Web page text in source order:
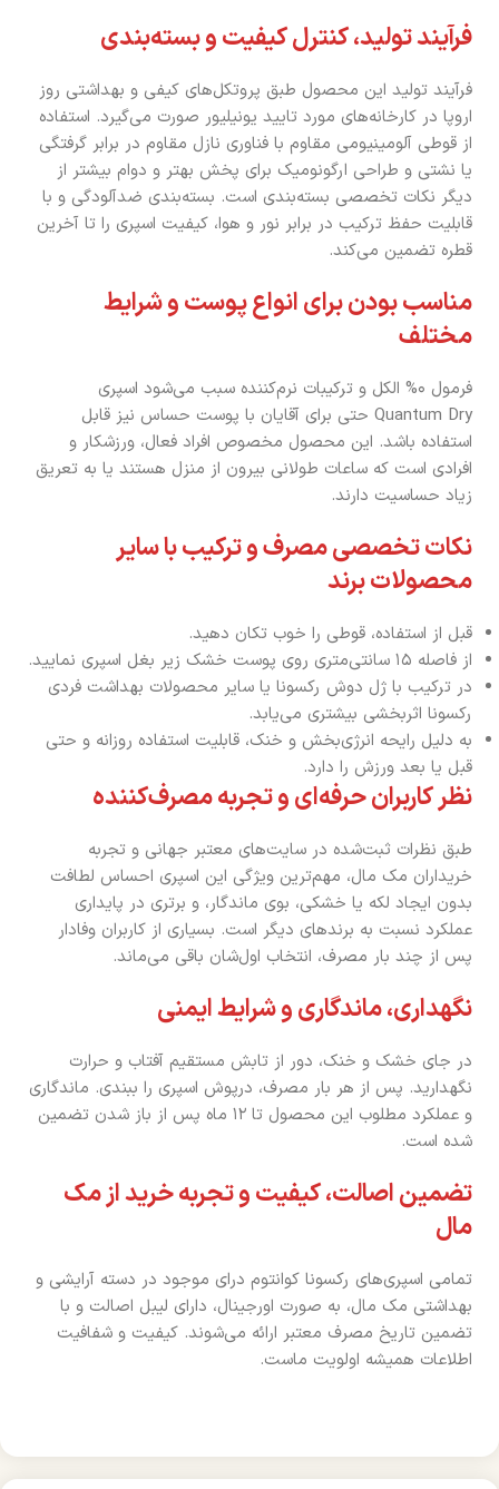
فرآیند تولید، کنترل کیفیت و بسته‌بندی
فرآیند تولید این محصول طبق پروتکل‌های کیفی و بهداشتی روز
اروپا در کارخانه‌های مورد تایید یونیلیور صورت می‌گیرد. استفاده
از قوطی آلومینیومی مقاوم با فناوری نازل مقاوم در برابر گرفتگی
یا نشتی و طراحی ارگونومیک برای پخش بهتر و دوام بیشتر از
دیگر نکات تخصصی بسته‌بندی است. بسته‌بندی ضدآلودگی و با
قابلیت حفظ ترکیب در برابر نور و هوا، کیفیت اسپری را تا آخرین
قطره تضمین می‌کند.
مناسب بودن برای انواع پوست و شرایط
مختلف
فرمول ۰% الکل و ترکیبات نرم‌کننده سبب می‌شود اسپری
Quantum Dry حتی برای آقایان با پوست حساس نیز قابل
استفاده باشد. این محصول مخصوص افراد فعال، ورزشکار و
افرادی است که ساعات طولانی بیرون از منزل هستند یا به تعریق
زیاد حساسیت دارند.
نکات تخصصی مصرف و ترکیب با سایر
محصولات برند
قبل از استفاده، قوطی را خوب تکان دهید.
از فاصله ۱۵ سانتی‌متری روی پوست خشک زیر بغل اسپری نمایید.
در ترکیب با ژل دوش رکسونا یا سایر محصولات بهداشت فردی
رکسونا اثربخشی بیشتری می‌یابد.
به دلیل رایحه انرژی‌بخش و خنک، قابلیت استفاده روزانه و حتی
قبل یا بعد ورزش را دارد.
نظر کاربران حرفه‌ای و تجربه مصرف‌کننده
طبق نظرات ثبت‌شده در سایت‌های معتبر جهانی و تجربه
خریداران مک مال، مهم‌ترین ویژگی این اسپری احساس لطافت
بدون ایجاد لکه یا خشکی، بوی ماندگار، و برتری در پایداری
عملکرد نسبت به برندهای دیگر است. بسیاری از کاربران وفادار
پس از چند بار مصرف، انتخاب اول‌شان باقی می‌ماند.
نگهداری، ماندگاری و شرایط ایمنی
در جای خشک و خنک، دور از تابش مستقیم آفتاب و حرارت
نگهدارید. پس از هر بار مصرف، درپوش اسپری را ببندی. ماندگاری
و عملکرد مطلوب این محصول تا ۱۲ ماه پس از باز شدن تضمین
شده است.
تضمین اصالت، کیفیت و تجربه خرید از مک
مال
تمامی اسپری‌های رکسونا کوانتوم درای موجود در دسته آرایشی و
بهداشتی مک مال، به صورت اورجینال، دارای لیبل اصالت و با
تضمین تاریخ مصرف معتبر ارائه می‌شوند. کیفیت و شفافیت
اطلاعات همیشه اولویت ماست.